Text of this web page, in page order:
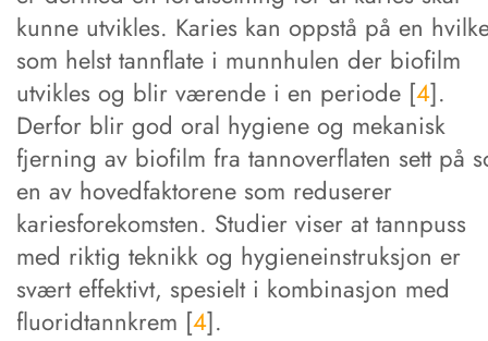
kunne utvikles. Karies kan oppstå på en
som helst tannflate i munnhulen der biofilm
utvikles og blir værende i en periode [4].
Derfor blir god oral hygiene og mekanisk
fjerning av biofilm fra tannoverflaten sett på
en av hovedfaktorene som reduserer
kariesforekomsten. Studier viser at tannpuss
med riktig teknikk og hygieneinstruksjon er
svært effektivt, spesielt i kombinasjon med
fluoridtannkrem [4].